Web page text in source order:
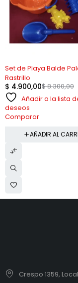
Set de Playa Balde
Rastrillo
$8.300,00
$ 4.900,00
Añadir a la lista
deseos
Comparar
AÑADIR AL
Crespo 1359,